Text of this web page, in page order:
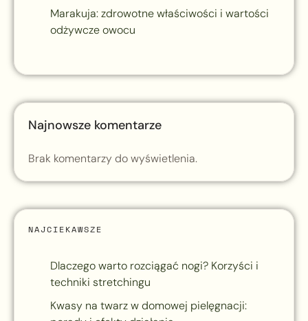
Marakuja: zdrowotne właściwości i wartości
odżywcze owocu
Najnowsze komentarze
Brak komentarzy do wyświetlenia.
NAJCIEKAWSZE
Dlaczego warto rozciągać nogi? Korzyści i
techniki stretchingu
Kwasy na twarz w domowej pielęgnacji: